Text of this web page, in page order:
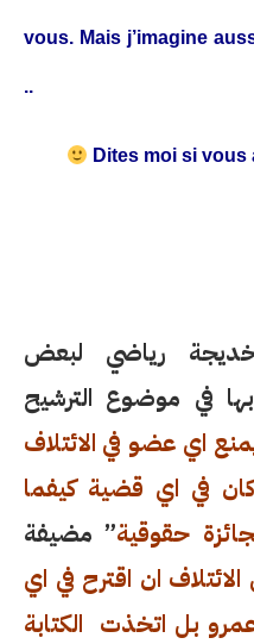
vous. Mais j’imagine
..
Dites moi si vous
رياضي لبعض
في موضوع الترشيح
اي عضو في الائتلاف
كان في اي قضية كيفما
حقوقية” مضيفة
ان اقترح في اي
بل اتخذت الكتابة